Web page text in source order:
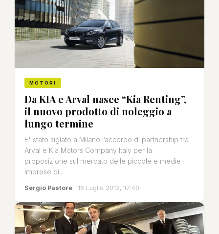
MOTORI
Da KIA e Arval nasce “Kia Renting”,
il nuovo prodotto di noleggio a
lungo termine
E' stato siglato a Milano l’accordo di partnership tra
Arval e Kia Motors Company Italy per la
proposizione sul mercato delle piccole e medie
imprese di...
Sergio Pastore · 16 Luglio 2012, 17:40